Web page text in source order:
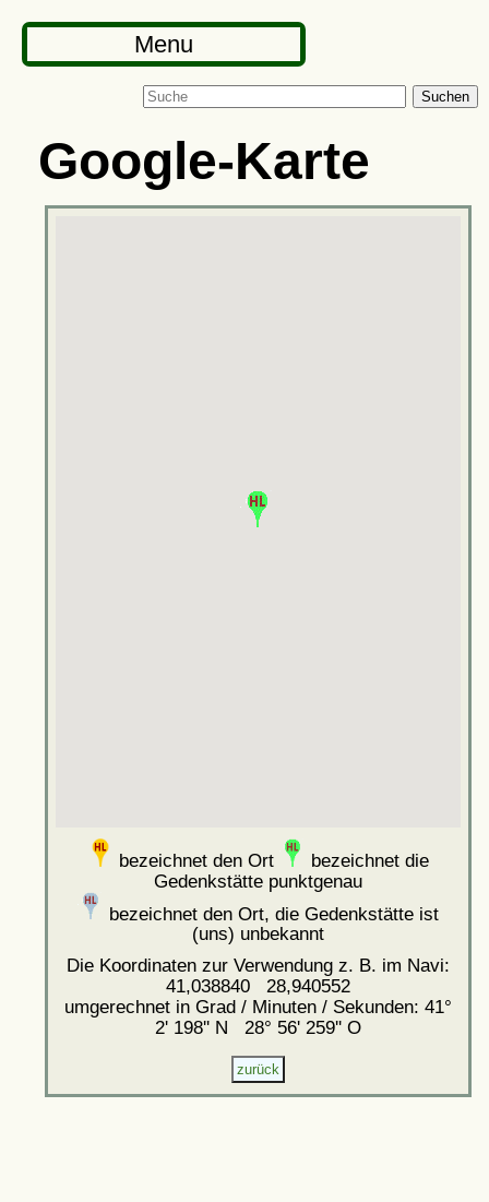
Menu
Suchen
Google-Karte
bezeichnet den Ort
bezeichnet die
Gedenkstätte punktgenau
bezeichnet den Ort, die Gedenkstätte ist
(uns) unbekannt
Die Koordinaten zur Verwendung z. B. im Navi:
41,038840 28,940552
umgerechnet in Grad / Minuten / Sekunden: 41°
2' 198'' N 28° 56' 259'' O